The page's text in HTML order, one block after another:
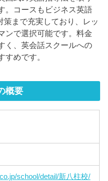
。コースもビジネス英語
まで充実しており、レッ
ンで選択可能です。料金
く、英会話スクールへの
すめです。
概要
school/detail/新八柱校/